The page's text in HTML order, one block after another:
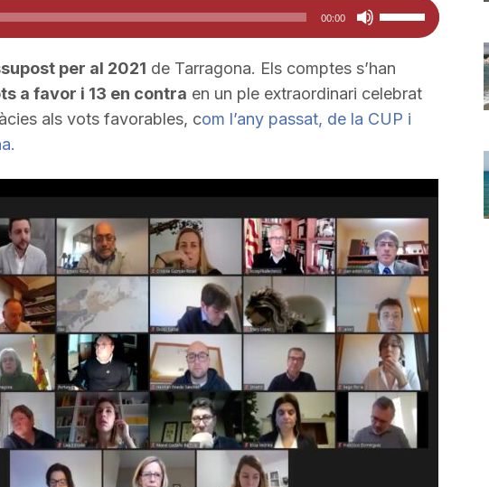
00:00
Feu
servir
les
tecles
de
avall
per
a
incrementar
o
disminuir
el
volum.
per al 2021 de Tarragona. Els comptes s’han
a favor i 13 en contra en un ple extraordinari celebrat
als vots favorables, com l’any passat, de la CUP i